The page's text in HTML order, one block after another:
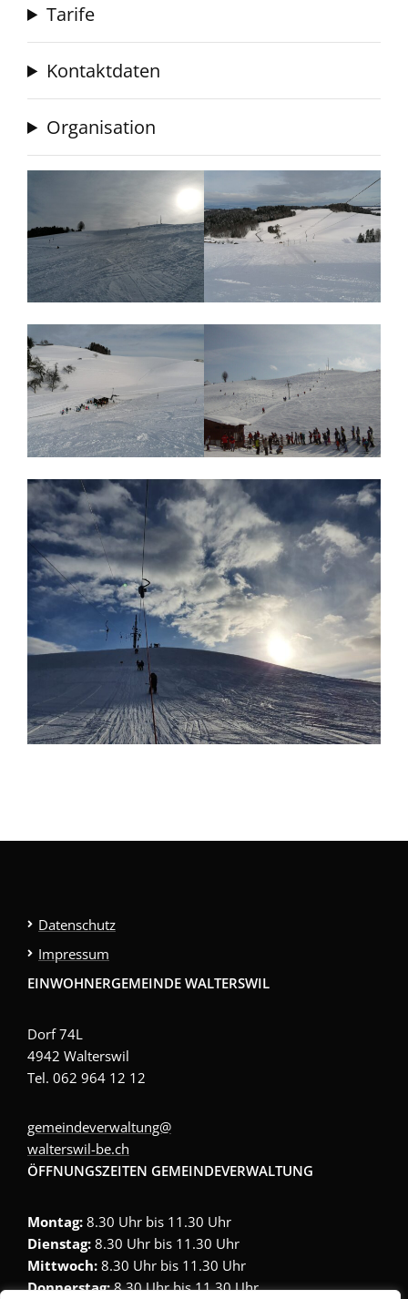
Tarife
Kontaktdaten
Organisation
Datenschutz
Impressum
EINWOHNERGEMEINDE WALTERSWIL
Dorf 74L
4942 Walterswil
Tel. 062 964 12 12
gemeindeverwaltung@
walterswil-be.ch
ÖFFNUNGSZEITEN GEMEINDEVERWALTUNG
Montag: 8.30 Uhr bis 11.30 Uhr
Dienstag: 8.30 Uhr bis 11.30 Uhr
Mittwoch: 8.30 Uhr bis 11.30 Uhr
Donnerstag:8.30 Uhr bis 11.30 Uhr